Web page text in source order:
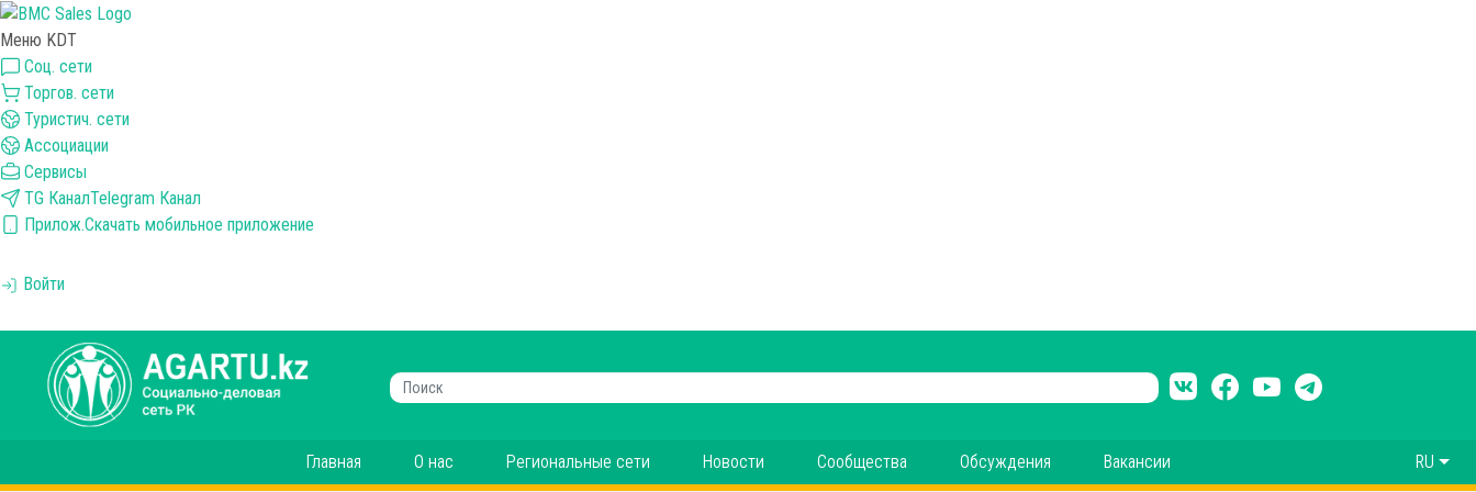
Меню KDT
Соц. сети
Торгов. сети
Туристич. сети
Ассоциации
Сервисы
TG КаналTelegram Канал
Прилож.Скачать мобильное приложение
Войти
Главная О нас Региональные сети Новости Сообщества Обсуждения Вакансии RU